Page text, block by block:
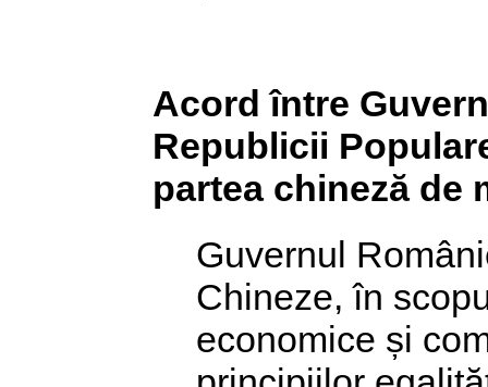
Acord între
Republicii
partea chineză de
Guvernul
Chineze, în
economice și